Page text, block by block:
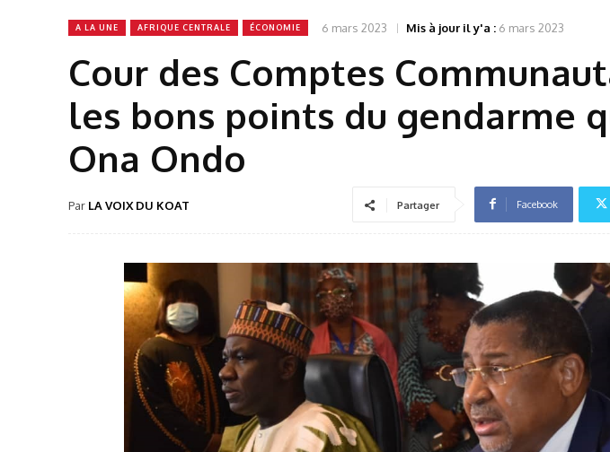
A LA UNE AFRIQUE CENTRALE ÉCONOMIE 6 mars 2023 Mis à jour il y'a : 6 mars 2023
Cour des Comptes
les bons points du gendarme
Ona Ondo
Par LA VOIX DU KOAT Partager Facebook